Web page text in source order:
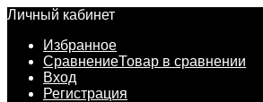
Личный кабинет
Избранное
СравнениеТовар в сравнении
Вход
Регистрация